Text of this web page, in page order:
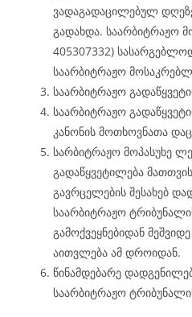
ვადაგადაცილებულ
გადახდა. საარბიტრაჟო
405307332)
საარბიტრაჟო
საარბიტრაჟო
საარბიტრაჟო
კანონის მოთხოვნათა
სარბიტრაჟო მოპასუხე
გადაწყვეტილება
გავრცელების შესახებ
საარბიტრაჟო
გამოქვეყნებიდან
აითვლება ამ დროიდან.
წინამდებარე
საარბიტრაჟო